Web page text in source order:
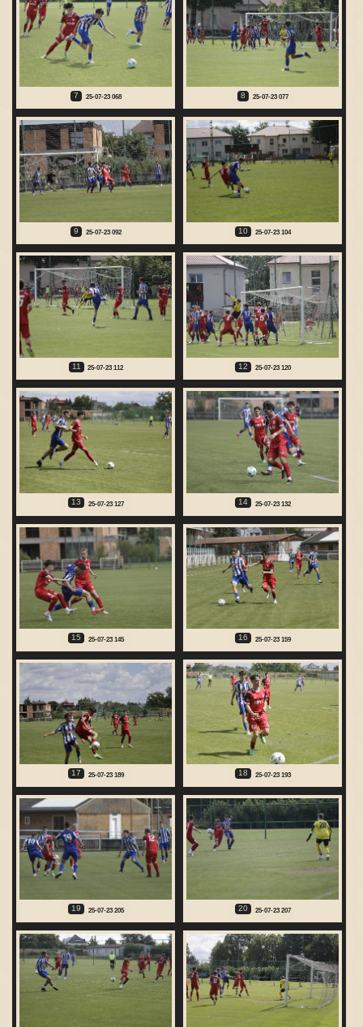
7 25-07-23 068 8 25-07-23 077
9 25-07-23 092 10 25-07-23 104
11 25-07-23 112 12 25-07-23 120
13 25-07-23 127 14 25-07-23 132
15 25-07-23 145 16 25-07-23 159
17 25-07-23 189 18 25-07-23 193
19 25-07-23 205 20 25-07-23 207